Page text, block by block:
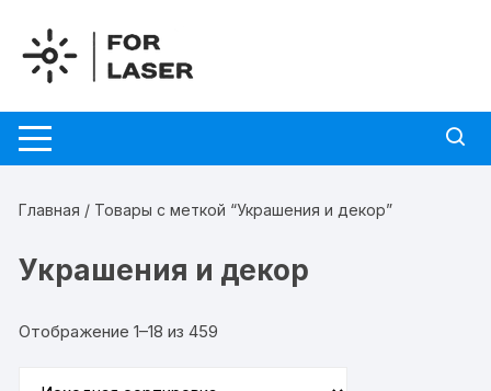
содержимому
Главная / Товары с меткой “Украшения и декор”
Украшения и декор
Отображение 1–18 из 459